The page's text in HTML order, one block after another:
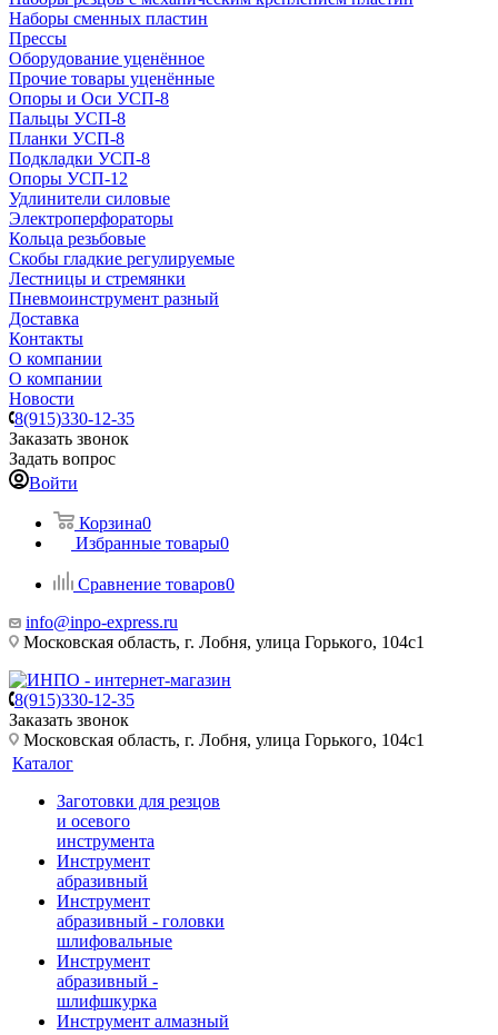
Наборы сменных пластин
Прессы
Оборудование уценённое
Прочие товары уценённые
Опоры и Оси УСП-8
Пальцы УСП-8
Планки УСП-8
Подкладки УСП-8
Опоры УСП-12
Удлинители силовые
Электроперфораторы
Кольца резьбовые
Скобы гладкие регулируемые
Лестницы и стремянки
Пневмоинструмент разный
Доставка
Контакты
О компании
О компании
Новости
8(915)330-12-35
Заказать звонок
Задать вопрос
Войти
Корзина0
Избранные товары0
Сравнение товаров0
info@inpo-express.ru
Московская область, г. Лобня, улица Горького, 104с1
8(915)330-12-35
Заказать звонок
Московская область, г. Лобня, улица Горького, 104с1
Каталог
Заготовки для резцов
и осевого
инструмента
Инструмент
абразивный
Инструмент
абразивный - головки
шлифовальные
Инструмент
абразивный -
шлифшкурка
Инструмент алмазный